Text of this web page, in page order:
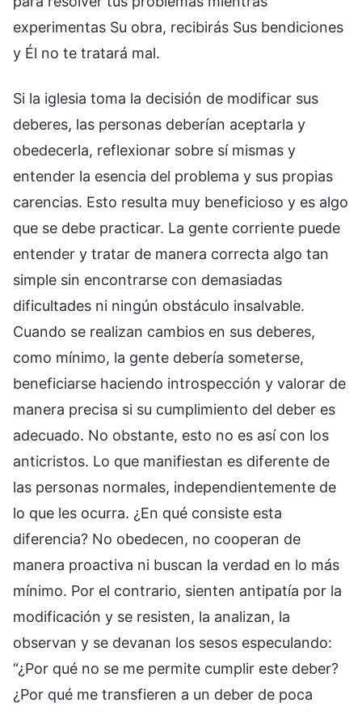
Si la iglesia toma la decisión de modificar sus
deberes, las personas deberían aceptarla y
obedecerla, reflexionar sobre sí mismas y
entender la esencia del problema y sus propias
carencias. Esto resulta muy beneficioso y es algo
que se debe practicar. La gente corriente puede
entender y tratar de manera correcta algo tan
simple sin encontrarse con demasiadas
dificultades ni ningún obstáculo insalvable.
Cuando se realizan cambios en sus deberes,
como mínimo, la gente debería someterse,
beneficiarse haciendo introspección y valorar de
manera precisa si su cumplimiento del deber es
adecuado. No obstante, esto no es así con los
anticristos. Lo que manifiestan es diferente de
las personas normales, independientemente de
lo que les ocurra. ¿En qué consiste esta
diferencia? No obedecen, no cooperan de
manera proactiva ni buscan la verdad en lo más
mínimo. Por el contrario, sienten antipatía por la
modificación y se resisten, la analizan, la
observan y se devanan los sesos especulando:
“¿Por qué no se me permite cumplir este deber?
¿Por qué me transfieren a un deber de poca